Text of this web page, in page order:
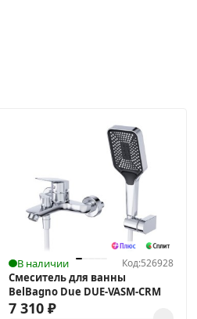
В наличии Код:526928
Смеситель для ванны
BelBagno Due DUE-VASM-CRM
7 310₽